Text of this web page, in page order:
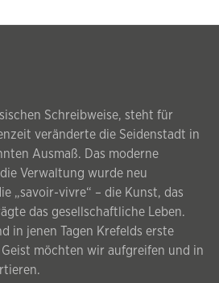
Schreibweise, steht für
veränderte die Seidenstadt in
Ausmaß. Das moderne
Verwaltung wurde neu
„savoir-vivre“ – die Kunst, das
das gesellschaftliche Leben.
in jenen Tagen Krefelds erste
möchten wir aufgreifen und in